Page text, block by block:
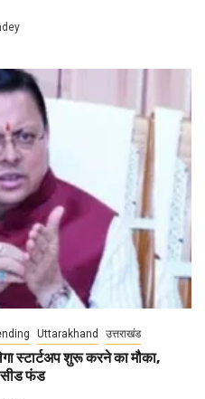
Uttarakhand उत्तराखंड
स्टार्टअप शुरू करने का मौका,
सीड फंड